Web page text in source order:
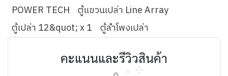
POWER TECH ตู้แขวนเปล่า Line Array
ตู้เปล่า 12&quot; x 1 ตู้ลำโพงเปล่า
คะแนนและรีวิวสินค้า